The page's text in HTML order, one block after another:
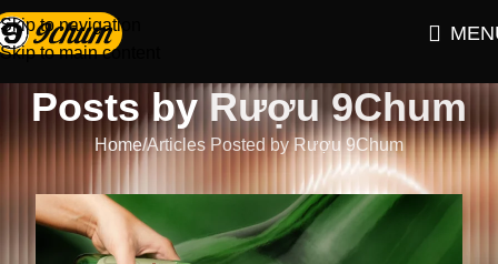
Skip to navigation
Skip to main content
Posts by Rượu 9Chum
Home Articles Posted by Rượu 9Chum